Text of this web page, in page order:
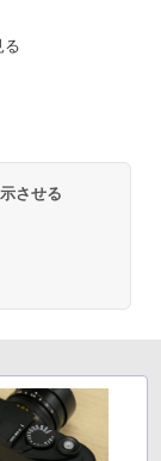
る
させる